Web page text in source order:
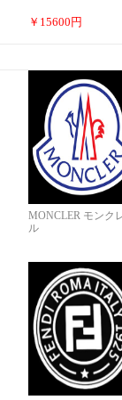
￥ 15600 円
MONCLER モンク
ル